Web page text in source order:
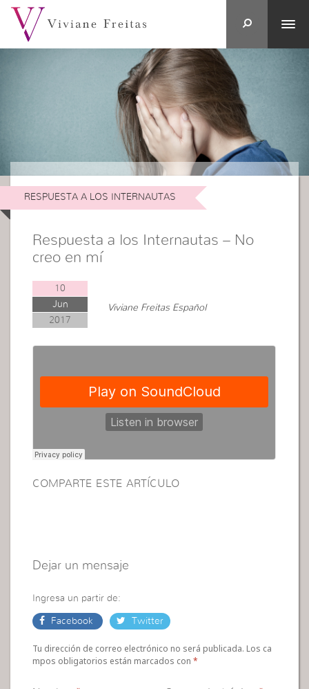
RESPUESTA A LOS INTERNAUTAS
Respuesta a los Internautas – No
creo en mí
10
Jun
2017
Viviane Freitas Español
COMPARTE ESTE ARTÍCULO
Dejar un mensaje
Ingresa un partir de:
Facebook Twitter
Tu dirección de correo electrónico no será publicada. Los ca
mpos obligatorios están marcados con*